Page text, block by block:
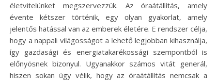
életvitelünket megszervezzük. Az óraátállítás, amely
évente kétszer történik, egy olyan gyakorlat, amely
jelentős hatással van az emberek életére. E rendszer célja,
hogy a nappali világosságot a lehető legjobban kihasználja,
így gazdasági és energiatakarékossági szempontból is
előnyösnek bizonyul. Ugyanakkor számos vitát generál,
hiszen sokan úgy vélik, hogy az óraátállítás nemcsak a